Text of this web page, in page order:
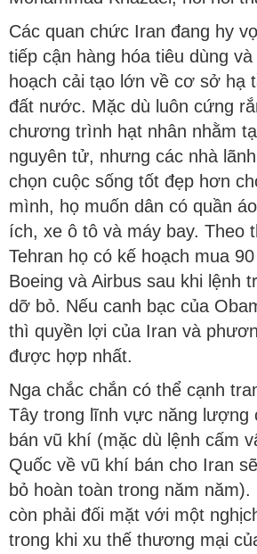
Các quan chức Iran đang hy
tiếp cận hàng hóa tiêu dùng
hoạch cải tạo lớn về cơ sở hạ
đất nước. Mặc dù luôn cứng
chương trình hạt nhân nhằm
nguyên tử, nhưng các nhà
chọn cuộc sống tốt đẹp hơn
mình, họ muốn dân có quần
ích, xe ô tô và máy bay. Theo
Tehran họ có kế hoạch mua
Boeing và Airbus sau khi lệnh
dỡ bỏ. Nếu canh bạc của
thì quyền lợi của Iran và
được hợp nhất.
Nga chắc chắn có thể cạnh
Tây trong lĩnh vực năng lượng
bán vũ khí (mặc dù lệnh cấm
Quốc về vũ khí bán cho Iran
bỏ hoàn toàn trong năm
còn phải đối mặt với một
trong khi xu thế thương mại